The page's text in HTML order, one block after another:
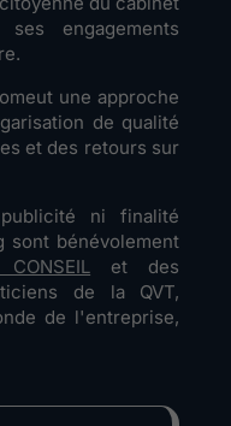
engagements
une approche
de qualité
et des retours sur
ni finalité
sont bénévolement
et des
de la QVT,
de l'entreprise,